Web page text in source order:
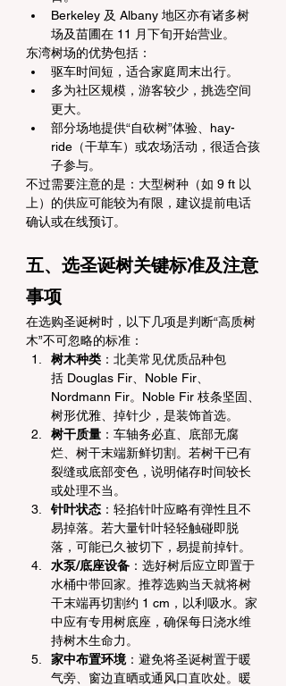
Berkeley 及 Albany 地区亦有诸多树
场及苗圃在 11 月下旬开始营业。
东湾树场的优势包括：
驱车时间短，适合家庭周末出行。
多为社区规模，游客较少，挑选空间
更大。
部分场地提供“自砍树”体验、hay-
ride（干草车）或农场活动，很适合孩
子参与。
不过需要注意的是：大型树种（如 9 ft 以
上）的供应可能较为有限，建议提前电话
确认或在线预订。
五、选圣诞树关键标准及注意
事项
在选购圣诞树时，以下几项是判断“高质树
木”不可忽略的标准：
树木种类 ：北美常见优质品种包
括 Douglas Fir、Noble Fir、
Nordmann Fir。Noble Fir 枝条坚固、
树形优雅、掉针少，是装饰首选。
树干质量 ：车轴务必直、底部无腐
烂、树干末端新鲜切割。若树干已有
裂缝或底部变色，说明储存时间较长
或处理不当。
针叶状态 ：轻掐针叶应略有弹性且不
易掉落。若大量针叶轻轻触碰即脱
落，可能已久被切下，易提前掉针。
水泵/底座设备 ：选好树后应立即置于
水桶中带回家。推荐选购当天就将树
干末端再切割约 1 cm，以利吸水。家
中应有专用树底座，确保每日浇水维
持树木生命力。
家中布置环境：避免将圣诞树置于暖
气旁、窗边直晒或通风口直吹处。暖